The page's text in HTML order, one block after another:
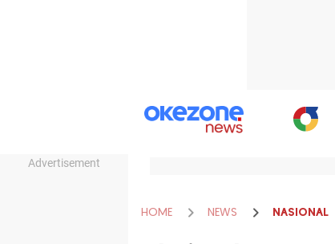
Advertisement
HOME NEWS NASIONAL